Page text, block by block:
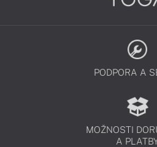
PODPORA A
MOŽNOSTI
A